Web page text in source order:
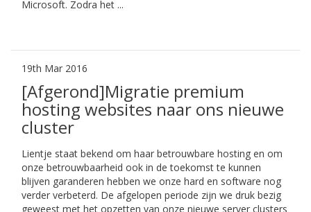
Microsoft. Zodra het ...
19th Mar 2016
[Afgerond]Migratie premium
hosting websites naar ons nieuwe
cluster
Lientje staat bekend om haar betrouwbare hosting en om
onze betrouwbaarheid ook in de toekomst te kunnen
blijven garanderen hebben we onze hard en software nog
verder verbeterd. De afgelopen periode zijn we druk bezig
geweest met het opzetten van onze nieuwe server clusters